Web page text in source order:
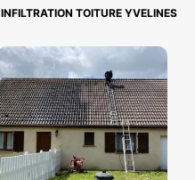
INFILTRATION TOITURE YVELINES